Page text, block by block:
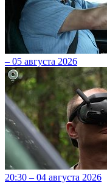
– 05 августа 2026
20:30 – 04 августа 2026